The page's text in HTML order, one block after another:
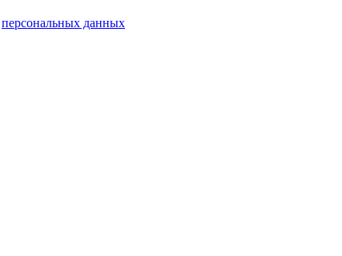
персональных данных